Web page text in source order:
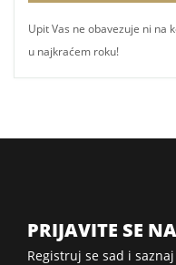
Upit Vas ne obavezuje ni na
u najkraćem roku!
PRIJAVITE SE
Registruj se sad i